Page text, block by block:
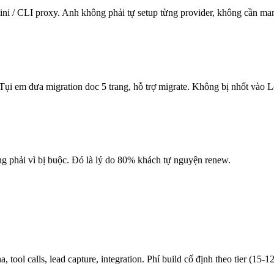
/ CLI proxy. Anh không phải tự setup từng provider, không cần
em đưa migration doc 5 trang, hỗ trợ migrate. Không bị nhốt vào
phải vì bị buộc. Đó là lý do 80% khách tự nguyện renew.
tool calls, lead capture, integration. Phí build cố định theo tier (15-